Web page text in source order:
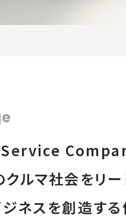
ルマ社会を​リー
ネスを​創造す